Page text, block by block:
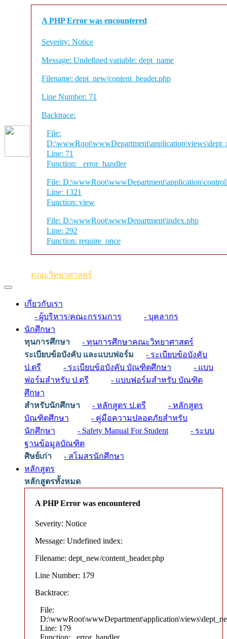
A PHP Error was encountered
Severity: Notice
Message: Undefined variable: dept_name
Filename: dept_new/content_header.php
Line Number: 71
Backtrace:
File:
Line: 71
Function: _error_handler
File:
Line: 1321
Function: view
File: D:\wwwRoot\wwwDepartment\index.php
Line: 292
Function: require_once
คณะวิทยาศาสตร์
เกี่ยวกับเรา
- ผู้บริหาร/คณะกรรมการ
- บุคลากร
นักศึกษา
ทุนการศึกษา
- ทุนการศึกษาคณะวิทยาศาสตร์
ระเบียบข้อบังคับ และแบบฟอร์ม
- ระเบียบข้อบังคับ
ป.ตรี
- ระเบียบข้อบังคับ บัณฑิตศึกษา
- แบบ
ฟอร์มสำหรับ ป.ตรี
- แบบฟอร์มสำหรับ บัณฑิต
ศึกษา
สำหรับนักศึกษา
- หลักสูตร ป.ตรี
- หลักสูตร
บัณฑิตศึกษา
- คู่มือความปลอดภัยสำหรับ
นักศึกษา
- Safety Manual For Student
- ระบบ
ฐานข้อมูลบัณฑิต
ศิษย์เก่า
- สโมสรนักศึกษา
หลักสูตร
หลักสูตรทั้งหมด
A PHP Error was encountered
Severity: Notice
Message: Undefined index:
Filename: dept_new/content_header.php
Line Number: 179
Backtrace:
File:
Line: 179
Function: _error_handler